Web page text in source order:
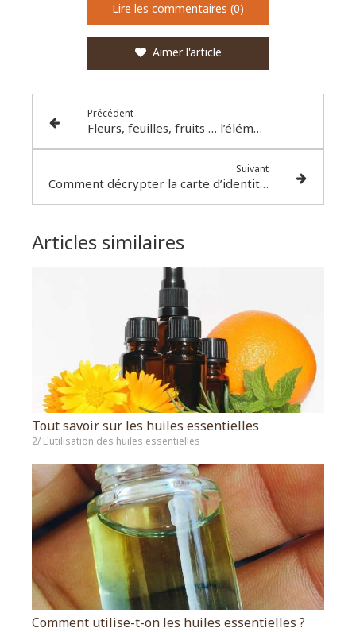
Lire les commentaires (0)
Aimer l'article
Précédent
Fleurs, feuilles, fruits … l’élément dont on extrait l’huile essentielle peut avoir son importance
Suivant
Comment décrypter la carte d’identité d’une huile essentielle ?
Articles similaires
Tout savoir sur les huiles essentielles
2/ L'utilisation des huiles essentielles
Comment utilise-t-on les huiles essentielles ?